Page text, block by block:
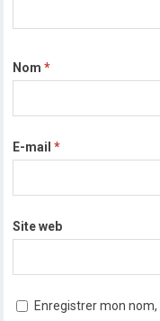
Nom*
E-mail*
Site web
Enregistrer mon